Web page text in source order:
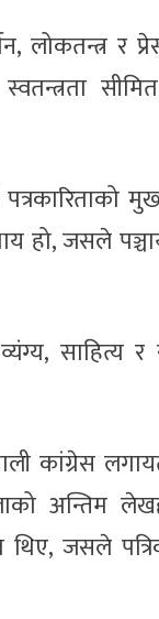
लोकतन्त्र र
हो, जसले
साहित्य
कांग्रेस
अन्तिम
थिए, जसले